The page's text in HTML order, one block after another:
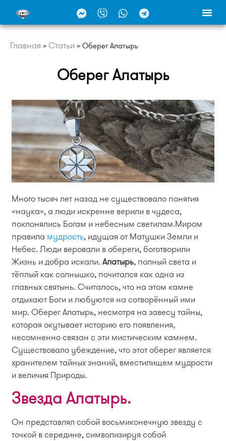
Главная » Статьи » Оберег Алатырь
Оберег Алатырь
Много тысяч лет назад не существовало понятия
«наука», а люди искренне верили в чудеса,
поклонялись Богам и небесным светилам.Миром
правила мудрость, идущая от Матушки Земли и
Небес. Люди веровали в обереги, боготворили
Жизнь и добра искали. Алатырь, полный света и
тёплый как солнышко, почитался как одна из
главных святынь. Считалось, что на этом камне
отдыхают Боги и любуются на сотворённый ими
мир. Оберег Алатырь, несмотря на завесу тайны,
которая окутывает историю его появления,
несомненно связан с эти мистическим камнем.
Существовало убеждение, что этот оберег является
хранителем тайных знаний, вместилищем мудрости
и величия Природы.
Звезда Алатырь.
Он представлял собой восьмиконечную звезду с
точкой в середине, символизируя собой